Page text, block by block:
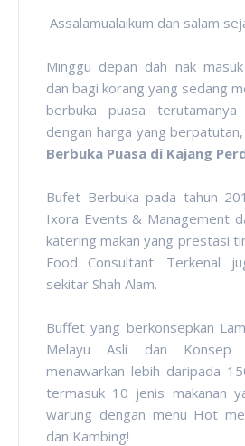
Assalamualaikum dan salam
Minggu depan dah nak
dan bagi korang yang sedang
berbuka puasa terutamanya
dengan harga yang
Berbuka Puasa di Kajang
Bufet Berbuka pada tahun
Ixora Events & Management
katering makan yang prestasi
Food Consultant. Terkenal
sekitar Shah Alam.
Buffet yang berkonsepkan
Melayu Asli dan Konsep
menawarkan lebih daripada
termasuk 10 jenis makanan
warung dengan menu Hot
dan Kambing!